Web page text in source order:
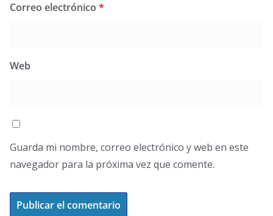
Correo electrónico *
Web
Guarda mi nombre, correo electrónico y web en este
navegador para la próxima vez que comente.